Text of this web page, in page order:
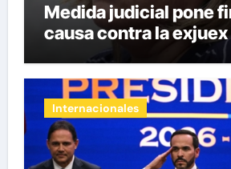
Medida judicial pone
causa contra la
Internacionales